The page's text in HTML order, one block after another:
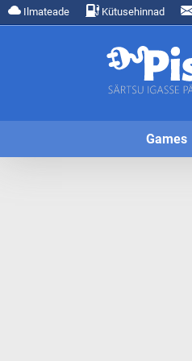
Ilmateade Kütusehinnad
Games